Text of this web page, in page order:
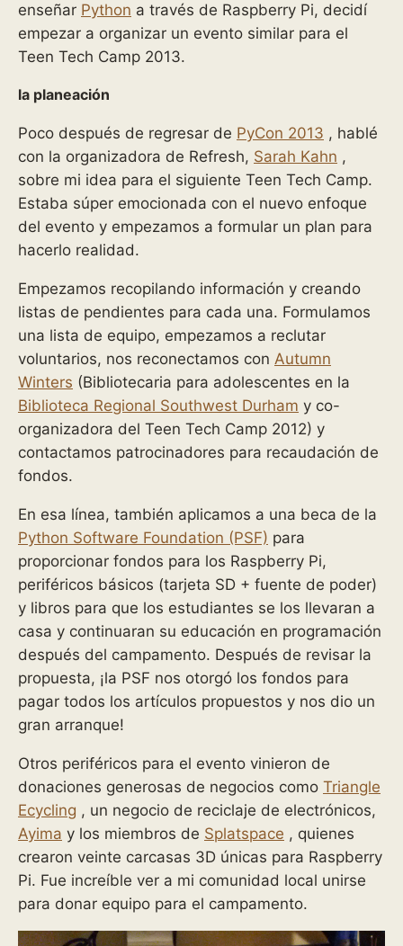
enseñar Python a través de Raspberry Pi, decidí
empezar a organizar un evento similar para el
Teen Tech Camp 2013.
la planeación
Poco después de regresar de PyCon 2013 , hablé
con la organizadora de Refresh, Sarah Kahn ,
sobre mi idea para el siguiente Teen Tech Camp.
Estaba súper emocionada con el nuevo enfoque
del evento y empezamos a formular un plan para
hacerlo realidad.
Empezamos recopilando información y creando
listas de pendientes para cada una. Formulamos
una lista de equipo, empezamos a reclutar
voluntarios, nos reconectamos con Autumn
Winters (Bibliotecaria para adolescentes en la
Biblioteca Regional Southwest Durham y co-
organizadora del Teen Tech Camp 2012) y
contactamos patrocinadores para recaudación de
fondos.
En esa línea, también aplicamos a una beca de la
Python Software Foundation (PSF) para
proporcionar fondos para los Raspberry Pi,
periféricos básicos (tarjeta SD + fuente de poder)
y libros para que los estudiantes se los llevaran a
casa y continuaran su educación en programación
después del campamento. Después de revisar la
propuesta, ¡la PSF nos otorgó los fondos para
pagar todos los artículos propuestos y nos dio un
gran arranque!
Otros periféricos para el evento vinieron de
donaciones generosas de negocios como Triangle
Ecycling , un negocio de reciclaje de electrónicos,
Ayima y los miembros de Splatspace , quienes
crearon veinte carcasas 3D únicas para Raspberry
Pi. Fue increíble ver a mi comunidad local unirse
para donar equipo para el campamento.